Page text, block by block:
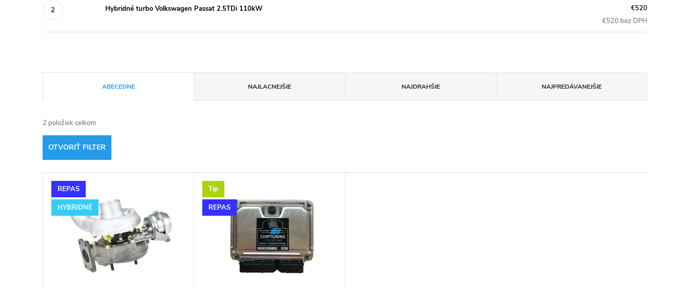
Hybridné turbo Volkswagen Passat 2.5TDi 110kW
€520
€520 bez DPH
a
d
e
n
ABECEDNE NAJLACNEJŠIE NAJDRAHŠIE NAJPREDÁVANEJŠIE
2 položiek celkom
OTVORIŤ FILTER
V
ý
REPAS
HYBRIDNÉ
Tip
REPAS